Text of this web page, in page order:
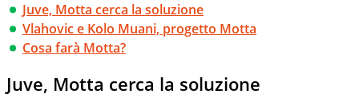
Juve, Motta cerca la soluzione
Vlahovic e Kolo Muani, progetto Motta
Cosa farà Motta?
Juve, Motta cerca la soluzione